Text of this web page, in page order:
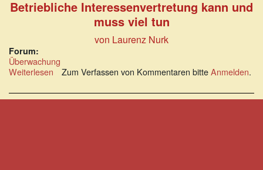
Betriebliche Interessenvertretung kann und
muss viel tun
von Laurenz Nurk
Forum:
Überwachung
Weiterlesen über
gläserne
Beschäftigte
Zum Verfassen von Kommentaren bitteAnmelden.